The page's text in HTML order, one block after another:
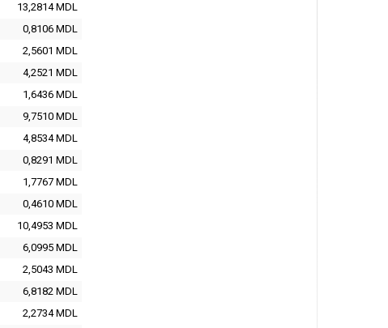
13,2814 MDL
0,8106 MDL
2,5601 MDL
4,2521 MDL
1,6436 MDL
9,7510 MDL
4,8534 MDL
0,8291 MDL
1,7767 MDL
0,4610 MDL
10,4953 MDL
6,0995 MDL
2,5043 MDL
6,8182 MDL
2,2734 MDL